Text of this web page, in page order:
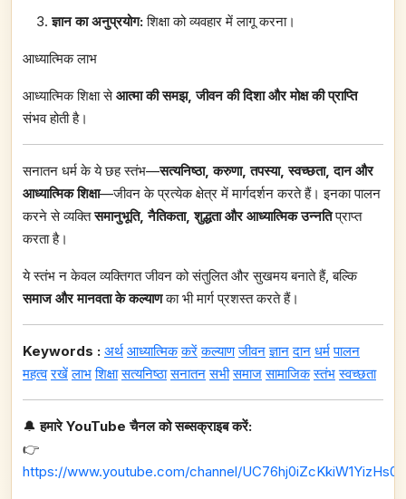
ज्ञान का अनुप्रयोग:शिक्षा को व्यवहार में लागू करना।
आध्यात्मिक लाभ
आध्यात्मिक शिक्षा सेआत्मा की समझ, जीवन की दिशा और मोक्ष की प्राप्ति
संभव होती है।
सनातन धर्म के ये छह स्तंभ—सत्यनिष्ठा, करुणा, तपस्या, स्वच्छता, दान और
आध्यात्मिक शिक्षा—जीवन के प्रत्येक क्षेत्र में मार्गदर्शन करते हैं। इनका पालन
करने से व्यक्तिसमानुभूति, नैतिकता, शुद्धता और आध्यात्मिक उन्नतिप्राप्त
करता है।
ये स्तंभ न केवल व्यक्तिगत जीवन को संतुलित और सुखमय बनाते हैं, बल्कि
समाज और मानवता के कल्याणका भी मार्ग प्रशस्त करते हैं।
Keywords : अर्थ आध्यात्मिक करें कल्याण जीवन ज्ञान दान धर्म पालन
महत्व रखें लाभ शिक्षा सत्यनिष्ठा सनातन सभी समाज सामाजिक स्तंभ स्वच्छता
🔔हमारे YouTube चैनल को सब्सक्राइब करें:
👉
https://www.youtube.com/channel/